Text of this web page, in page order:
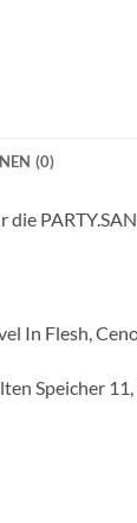
(0)
die
In Flesh,
Speicher